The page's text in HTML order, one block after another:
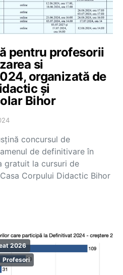
pentru profesorii
si
organizată de
și
Bihor
concursul de
de definitivare în
gratuit la cursuri de
Corpului Didactic Bihor
2026
Profesori